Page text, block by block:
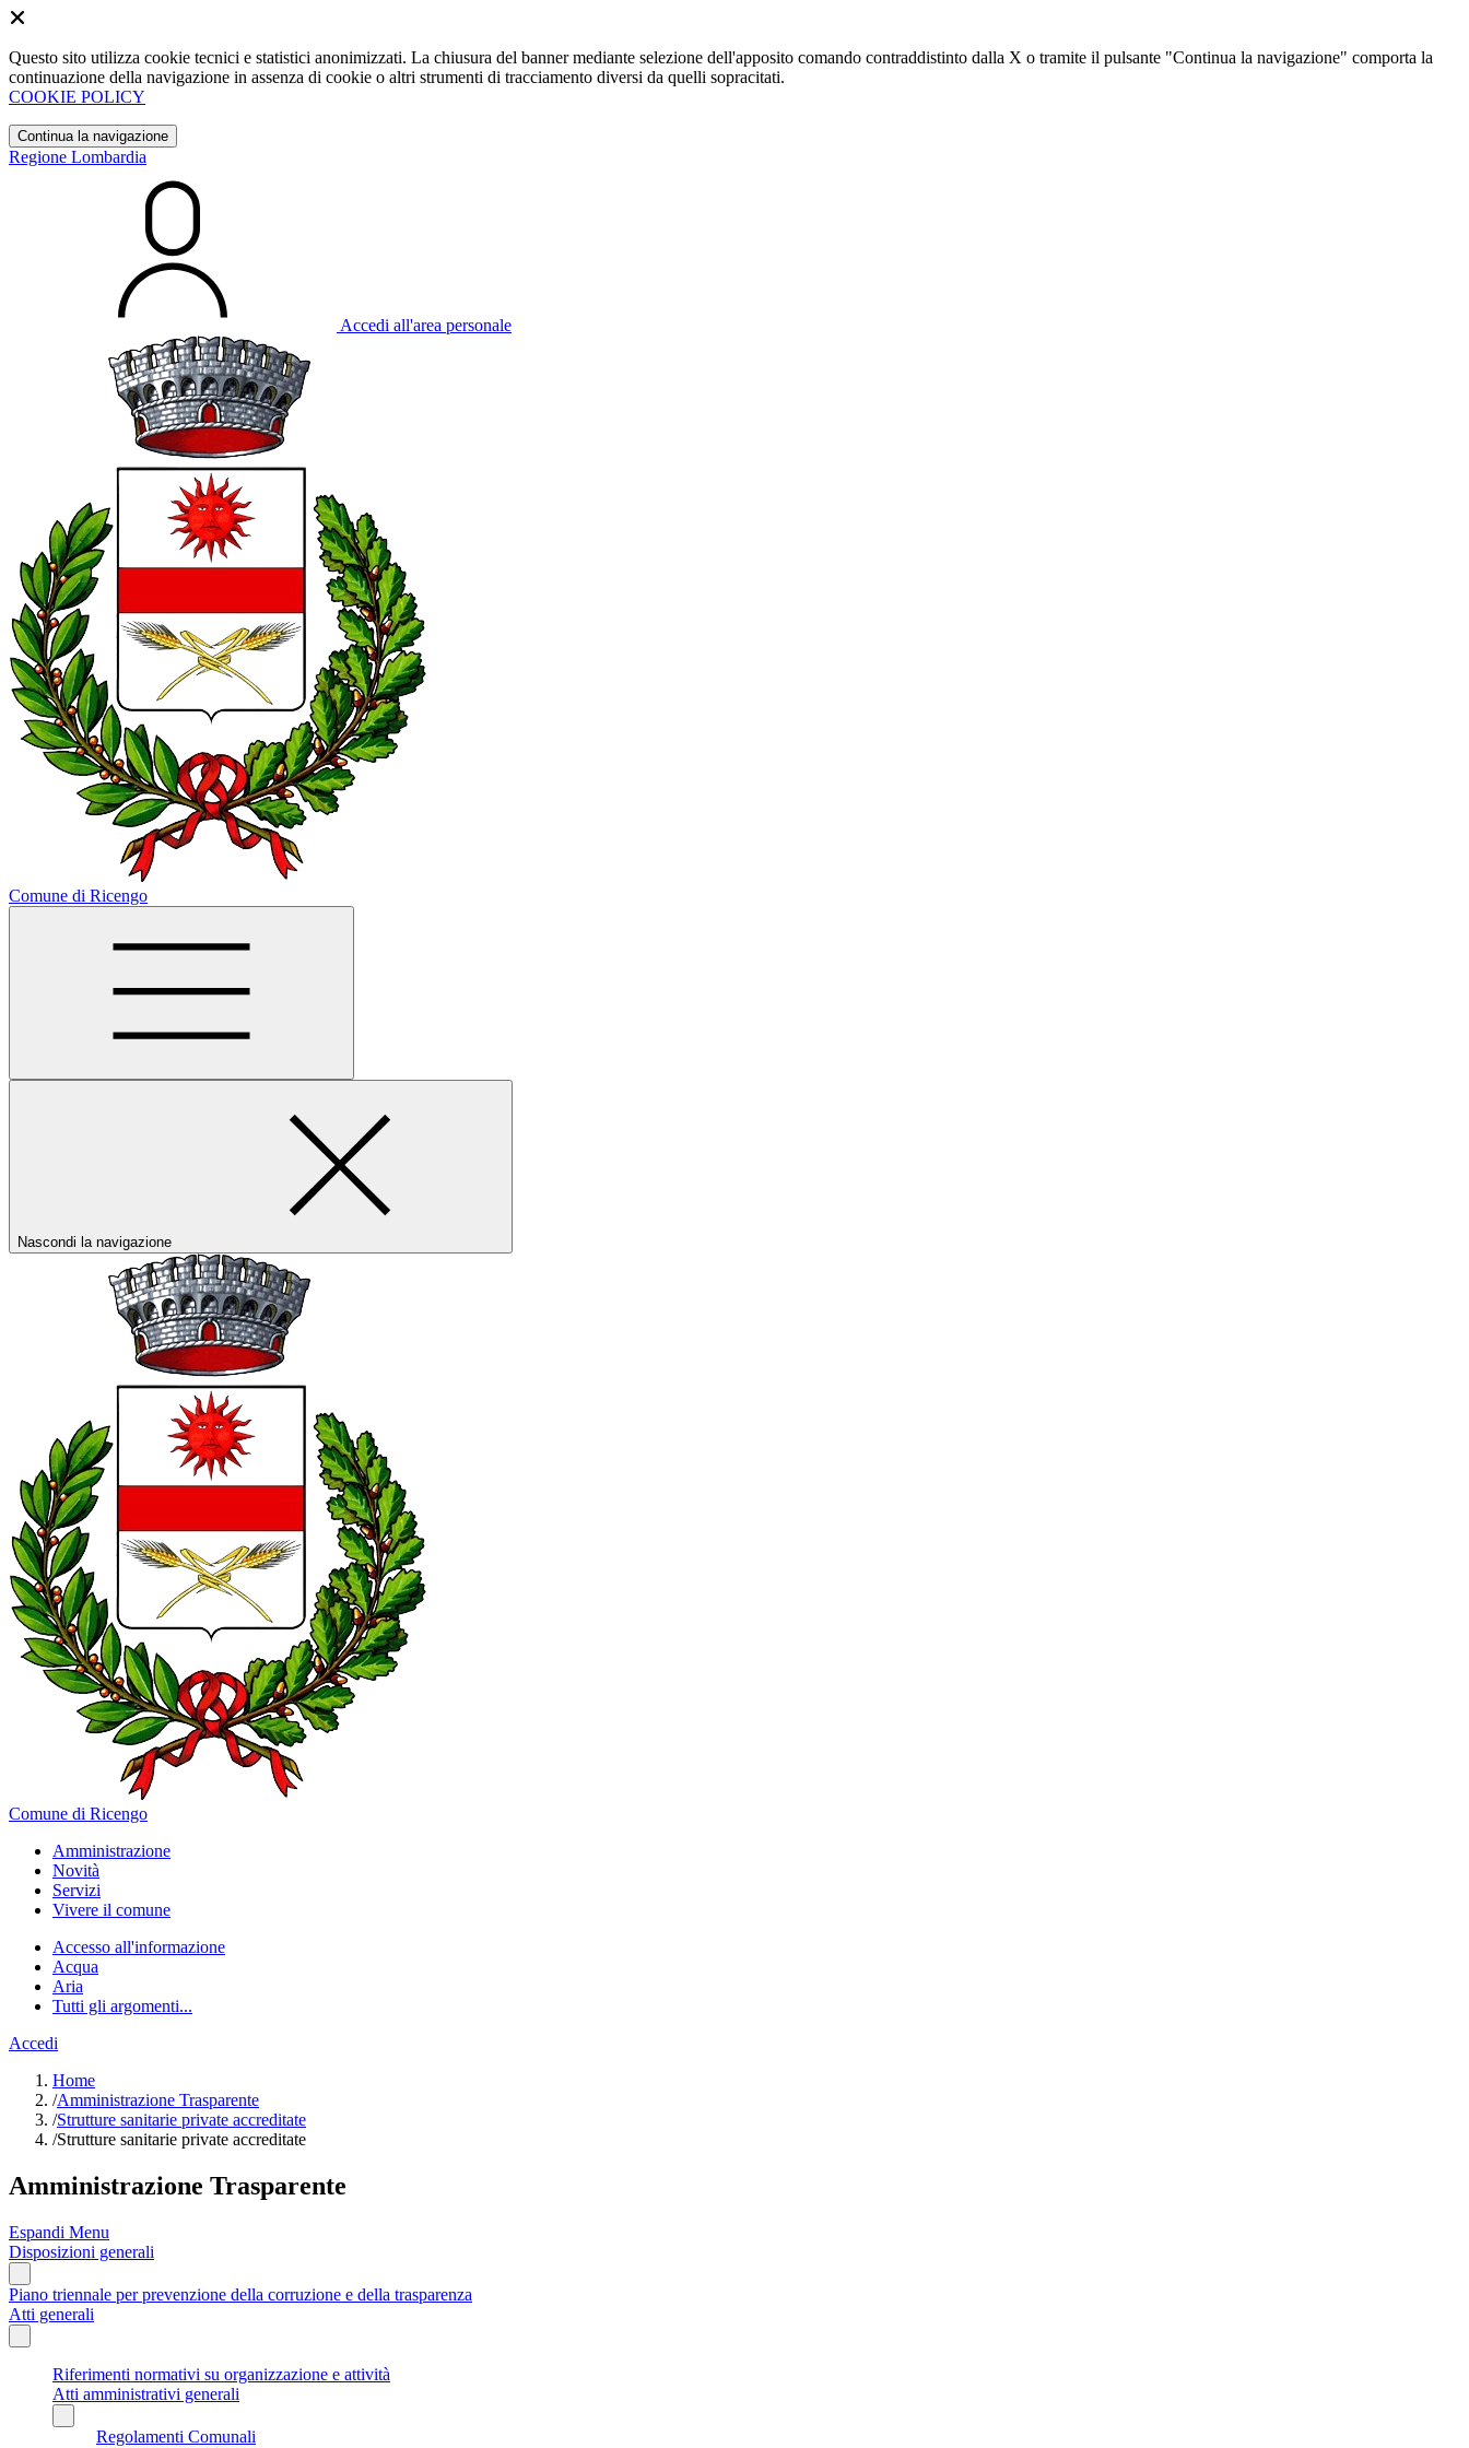
Questo sito utilizza cookie tecnici e statistici anonimizzati. La chiusura del banner mediante selezione dell'apposito comando contraddistinto dalla X o tramite il pulsante "Continua la navigazione" comporta la
continuazione della navigazione in assenza di cookie o altri strumenti di tracciamento diversi da quelli sopracitati.
COOKIE POLICY
Continua la navigazione
Regione Lombardia
Accedi all'area personale
Comune di Ricengo
Nascondi la navigazione
Comune di Ricengo
Amministrazione
Novità
Servizi
Vivere il comune
Accesso all'informazione
Acqua
Aria
Tutti gli argomenti...
Accedi
Home
/Amministrazione Trasparente
/Strutture sanitarie private accreditate
/Strutture sanitarie private accreditate
Amministrazione Trasparente
Espandi Menu
Disposizioni generali
Piano triennale per prevenzione della corruzione e della trasparenza
Atti generali
Riferimenti normativi su organizzazione e attività
Atti amministrativi generali
Regolamenti Comunali